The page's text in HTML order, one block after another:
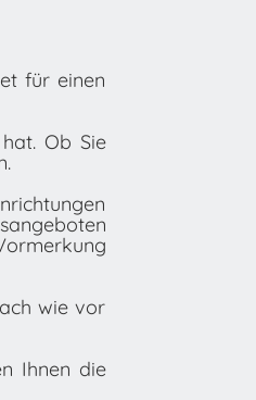
für einen
Ob Sie
wie vor
Ihnen die